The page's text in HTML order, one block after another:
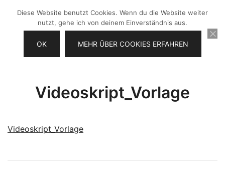
springen
Videoskript_Vorlage
Videoskript_Vorlage
Diese Website benutzt Cookies. Wenn du die Website weiter
nutzt, gehe ich von deinem Einverständnis aus.
OK MEHR ÜBER COOKIES ERFAHREN